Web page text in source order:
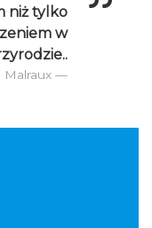
niż tylko
w
Malraux